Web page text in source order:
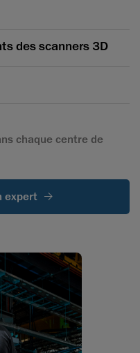
des scanners 3D
chaque centre de
expert